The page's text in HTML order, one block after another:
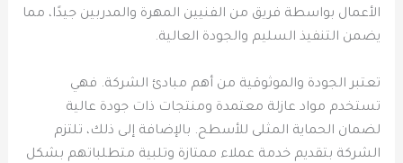
الأعمال بواسطة فريق من الفنيين المهرة والمدربين جيدًا، مما
يضمن التنفيذ السليم والجودة العالية.
تعتبر الجودة والموثوقية من أهم مبادئ الشركة. فهي
تستخدم مواد عازلة معتمدة ومنتجات ذات جودة عالية
لضمان الحماية المثلى للأسطح. بالإضافة إلى ذلك، تلتزم
الشركة بتقديم خدمة عملاء ممتازة وتلبية متطلباتهم بشكل